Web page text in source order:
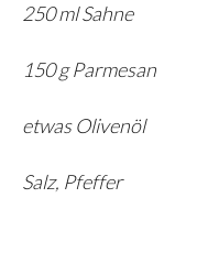
250 ml Sahne
150 g Parmesan
etwas Olivenöl
Salz, Pfeffer